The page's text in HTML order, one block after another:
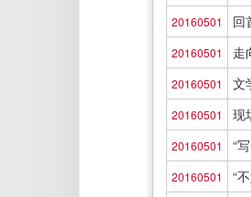
20160501 回
20160501 走
20160501 文
20160501 现
20160501 “
20160501 “